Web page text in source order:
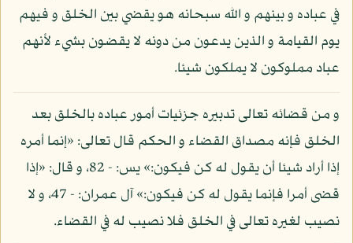
في عباده و بينهم و الله سبحانه هو يقضي بين الخلق و فيهم
يوم القيامة و الذين يدعون من دونه لا يقضون بشيء لأنهم
عباد مملوكون لا يملكون شيئا.
و من قضائه تعالى تدبيره جزئيات أمور عباده بالخلق بعد
الخلق فإنه مصداق القضاء و الحكم قال تعالى: «إنما أمره
إذا أراد شيئا أن يقول له كن فيكون:» يس: - 82، و قال: «إذا
قضى أمرا فإنما يقول له كن فيكون:» آل عمران: - 47، و لا
نصيب لغيره تعالى في الخلق فلا نصيب له في القضاء.